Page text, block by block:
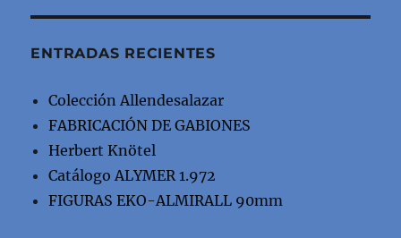
ENTRADAS RECIENTES
Colección Allendesalazar
FABRICACIÓN DE GABIONES
Herbert Knötel
Catálogo ALYMER 1.972
FIGURAS EKO-ALMIRALL 90mm